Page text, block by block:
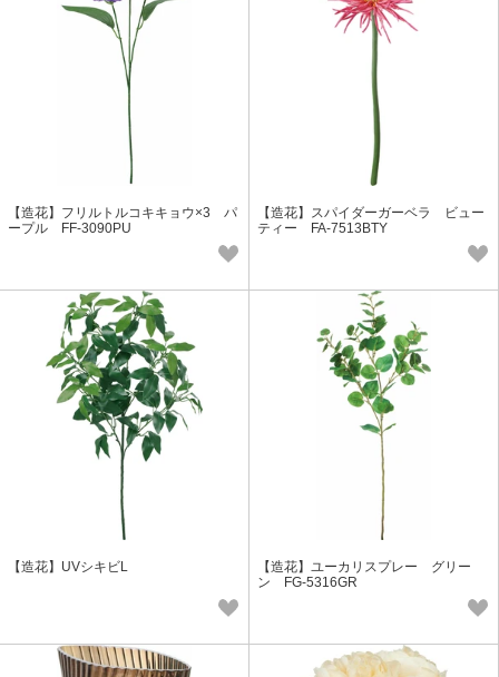
【造花】フリルトルコキキョウ×3 パ
ープル FF-3090PU
【造花】スパイダーガーベラ ビュー
ティー FA-7513BTY
【造花】UVシキビL
【造花】ユーカリスプレー グリー
ン FG-5316GR